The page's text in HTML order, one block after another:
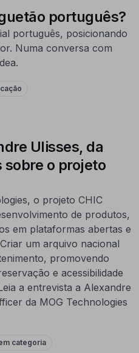
português?
português, posicionando
Numa conversa com
Ulisses, da
sobre o projeto
o projeto CHIC
de produtos,
em plataformas abertas e
um arquivo nacional
promovendo
e acessibilidade
a entrevista a Alexandre
da MOG Technologies
categoria